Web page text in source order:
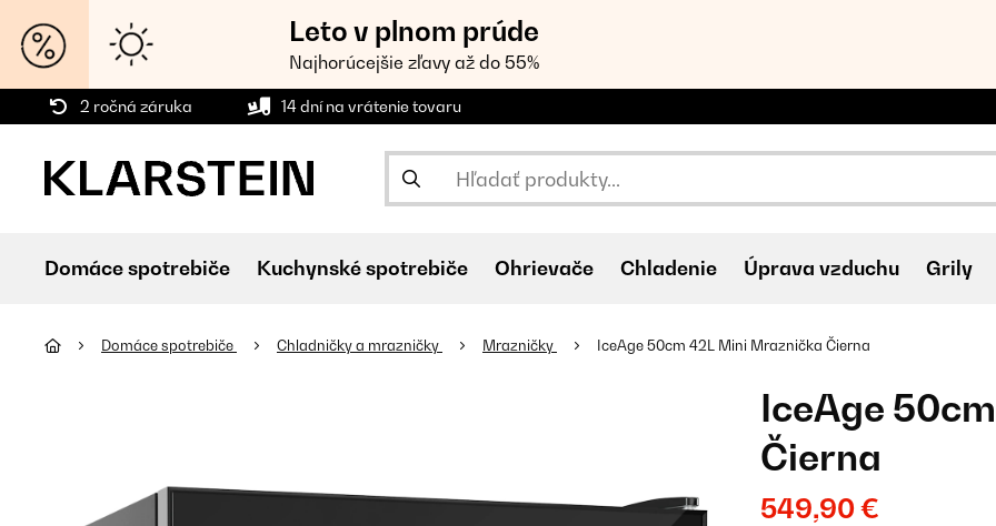
Leto v plnom prúde
Najhorúcejšie zľavy až do 55%
2 ročná záruka 14 dní na vrátenie tovaru
Domáce spotrebiče Kuchynské spotrebiče Ohrievače Chladenie Úprava vzduchu Grily
Domáce spotrebiče Chladničky a mrazničky Mrazničky IceAge 50cm 42L Mini Mraznička Čierna
IceAge
Čierna
549,90 €